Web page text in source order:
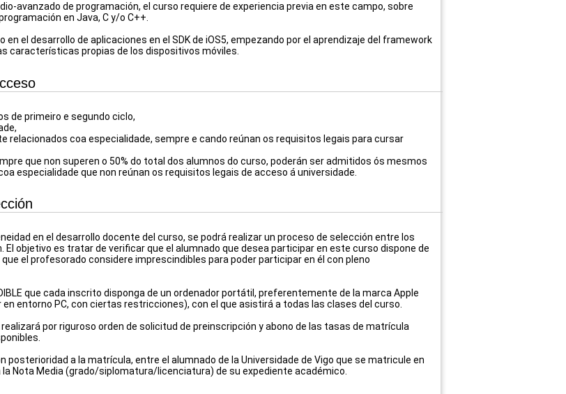
avanzado de programación, el curso requiere de experiencia previa en este campo, sobre
en Java, C y/o C++.
en el desarrollo de aplicaciones en el SDK de iOS5, empezando por el aprendizaje del framework
características propias de los dispositivos móviles.
de primeiro e segundo ciclo,
relacionados coa especialidade, sempre e cando reúnan os requisitos legais para cursar
que non superen o 50% do total dos alumnos do curso, poderán ser admitidos ós mesmos
especialidade que non reúnan os requisitos legais de acceso á universidade.
en el desarrollo docente del curso, se podrá realizar un proceso de selección entre los
El objetivo es tratar de verificar que el alumnado que desea participar en este curso dispone de
el profesorado considere imprescindibles para poder participar en él con pleno
que cada inscrito disponga de un ordenador portátil, preferentemente de la marca Apple
entorno PC, con ciertas restricciones), con el que asistirá a todas las clases del curso.
por riguroso orden de solicitud de preinscripción y abono de las tasas de matrícula
posterioridad a la matrícula, entre el alumnado de la Universidade de Vigo que se matricule en
Nota Media (grado/siplomatura/licenciatura) de su expediente académico.